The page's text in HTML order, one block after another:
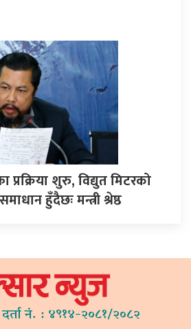
प्रक्रिया शुरु, विद्युत मिटरको
हुँदैछः मन्त्री श्रेष्ठ
नं. : ४९१४-२०८१/२०८२